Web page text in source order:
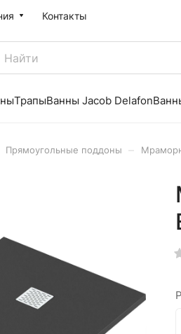
Контакты
ТрапыВанны Jacob Delafon
Прямоугольные поддоны